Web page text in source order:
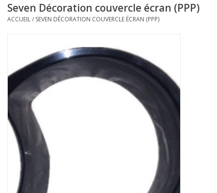
Accessoires
Blog
Seven Décoration couvercle écran (PPP)
ACCUEIL/ SEVEN DÉCORATION COUVERCLE ÉCRAN (PPP)